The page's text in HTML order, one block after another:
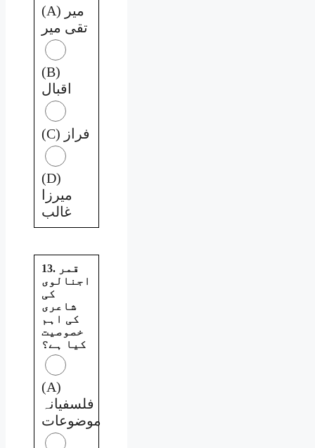
(A) میر
تقی میر
(B)
اقبال
(C) فراز
(D)
میرزا
غالب
13. قمر
اجنالوی
کی
شاعری
کی اہم
خصوصیت
کیا ہے؟
(A)
فلسفیانہ
موضوعات